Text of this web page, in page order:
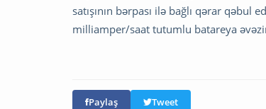
satışının bərpası ilə bağlı qərar
milliamper/saat tutumlu batareya
Paylaş Tweet